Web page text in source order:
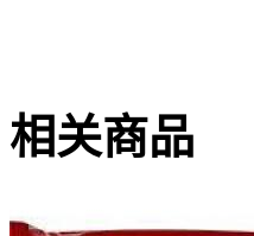
相关商品